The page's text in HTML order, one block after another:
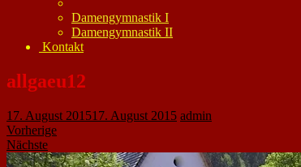
Damengymnastik I
Damengymnastik II
Kontakt
allgaeu12
17. August 201517. August 2015 admin
Vorherige
Nächste